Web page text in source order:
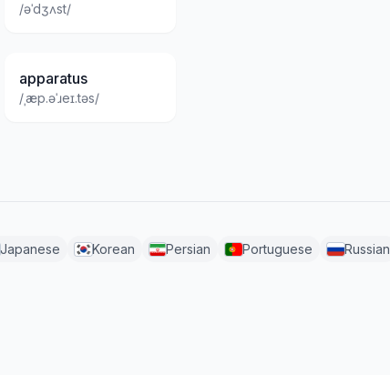
/əˈdʒʌst/
apparatus
/ˌæp.əˈɹeɪ.təs/
Japanese Korean Persian Portuguese Russian